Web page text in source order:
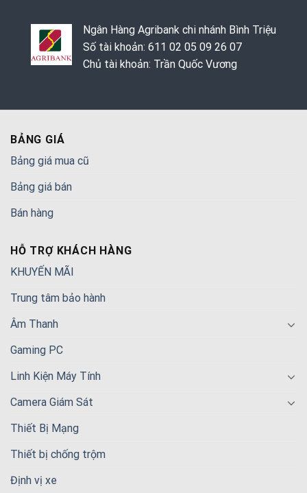
Ngân Hàng Agribank chi nhánh Bình Triệu
Số tài khoản: 611 02 05 09 26 07
Chủ tài khoản: Trần Quốc Vương
BẢNG GIÁ
Bảng giá mua cũ
Bảng giá bán
Bán hàng
HỖ TRỢ KHÁCH HÀNG
KHUYẾN MÃI
Trung tâm bảo hành
Âm Thanh
Gaming PC
Linh Kiện Máy Tính
Camera Giám Sát
Thiết Bị Mạng
Thiết bị chống trộm
Định vị xe